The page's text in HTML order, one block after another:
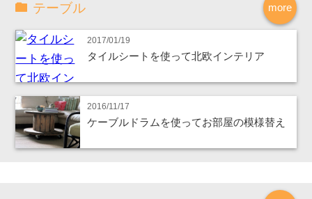
more
テーブル
2017/01/19
タイルシートを使って北欧インテリア
2016/11/17
ケーブルドラムを使ってお部屋の模様替え